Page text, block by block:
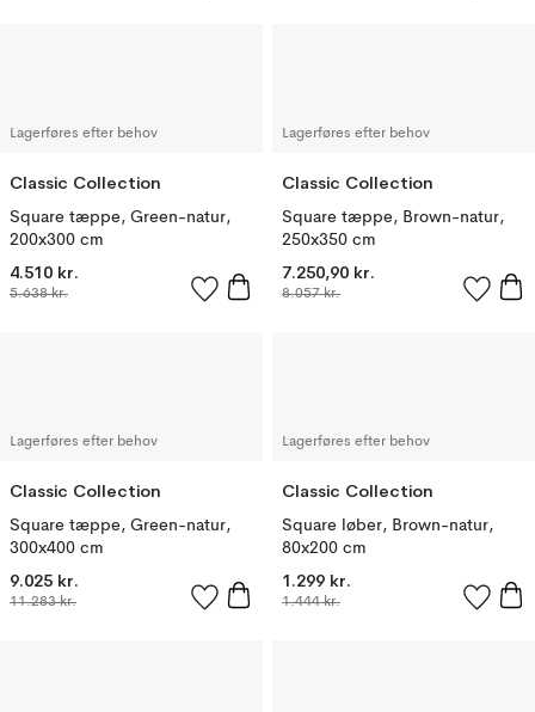
Lagerføres efter behov
Classic Collection
Square tæppe, Green-natur,
200x300 cm
4.510 kr.
5.638 kr.
Lagerføres efter behov
Classic Collection
Square tæppe, Brown-natur,
250x350 cm
7.250,90 kr.
8.057 kr.
Lagerføres efter behov
Classic Collection
Square tæppe, Green-natur,
300x400 cm
9.025 kr.
11.283 kr.
Lagerføres efter behov
Classic Collection
Square løber, Brown-natur,
80x200 cm
1.299 kr.
1.444 kr.